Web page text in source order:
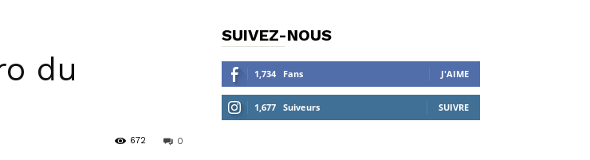
du
0
672
SUIVEZ-NOUS
1,734 Fans J'AIME
1,677 Suiveurs SUIVRE